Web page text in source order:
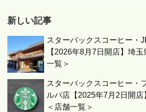
新しい記事
スターバックスコーヒー・
【2026年8月7日開店】埼
一覧＞
スターバックスコーヒー・
ルパ店【2025年7月2日開
＜店舗一覧＞